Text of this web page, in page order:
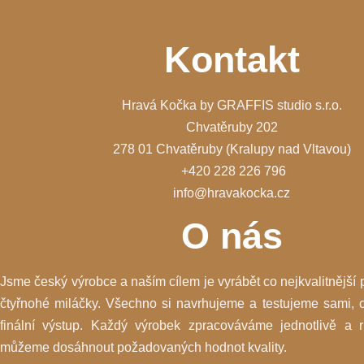
Kontakt
Hravá Kočka by GRAFFIS studio s.r.o.
Chvatěruby 202
278 01 Chvatěruby (Kralupy nad Vltavou)
+420 228 226 796
info@hravakocka.cz
O nás
Jsme český výrobce a naším cílem je vyrábět co nejkvalitnější
čtyřnohé miláčky. Všechno si navrhujeme a testujeme sami,
finální výstup. Každý výrobek zpracováváme jednotlivě a
můžeme dosáhnout požadovaných hodnot kvality.